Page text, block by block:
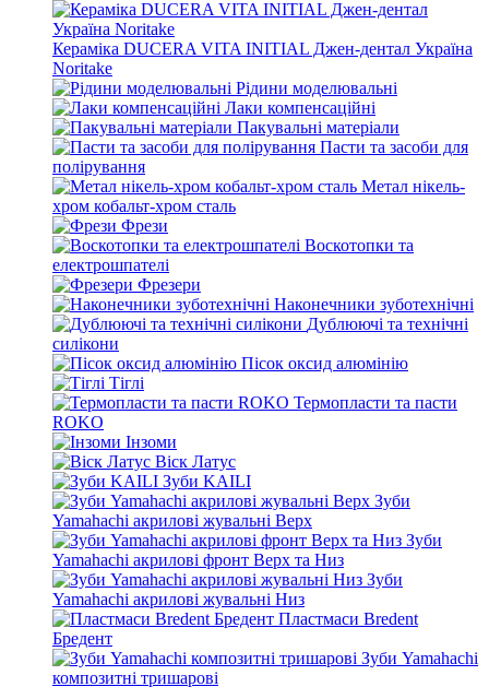
Кераміка DUCERA VITA INITIAL Джен-дентал Україна
Noritake
Рідини моделювальні
Лаки компенсаційні
Пакувальні матеріали
Пасти та засоби для
полірування
Метал нікель-
хром кобальт-хром сталь
Фрези
Воскотопки та
електрошпателі
Фрезери
Наконечники зуботехнічні
Дублюючі та технічні
силікони
Пісок оксид алюмінію
Тіглі
Термопласти та пасти
ROKO
Інзоми
Віск Латус
Зуби KAILI
Зуби
Yamahachi акрилові жувальні Верх
Зуби
Yamahachi акрилові фронт Верх та Низ
Зуби
Yamahachi акрилові жувальні Низ
Пластмаси Bredent
Бредент
Зуби Yamahachi
композитні тришарові